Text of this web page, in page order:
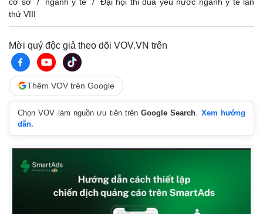
Thể thao
Lịch thi đấu bóng đá
Ô tô
Xe máy
Tư vấn
thứ VIII
Mời quý độc giả theo dõi VOV.VN trên
Thêm VOV trên Google
Chọn VOV làm nguồn ưu tiên trênGoogle Search
Xem hướng
dẫn.